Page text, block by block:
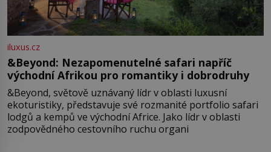
iluxus.cz
&Beyond: Nezapomenutelné safari napříč
východní Afrikou pro romantiky i dobrodruhy
&Beyond, světově uznávaný lídr v oblasti luxusní
ekoturistiky, představuje své rozmanité portfolio safari
lodgů a kempů ve východní Africe. Jako lídr v oblasti
zodpovědného cestovního ruchu organi